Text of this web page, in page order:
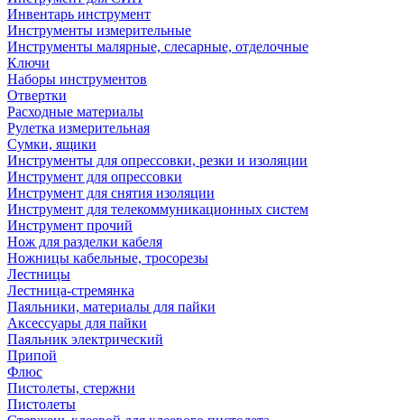
Инвентарь инструмент
Инструменты измерительные
Инструменты малярные, слесарные, отделочные
Ключи
Наборы инструментов
Отвертки
Расходные материалы
Рулетка измерительная
Сумки, ящики
Инструменты для опрессовки, резки и изоляции
Инструмент для опрессовки
Инструмент для снятия изоляции
Инструмент для телекоммуникационных систем
Инструмент прочий
Нож для разделки кабеля
Ножницы кабельные, тросорезы
Лестницы
Лестница-стремянка
Паяльники, материалы для пайки
Аксессуары для пайки
Паяльник электрический
Припой
Флюс
Пистолеты, стержни
Пистолеты